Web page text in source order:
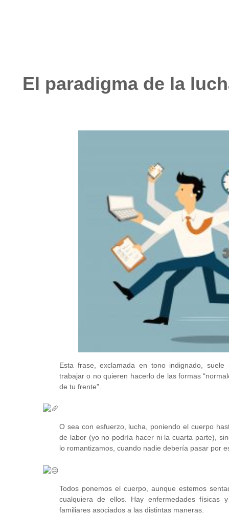
El paradigma de la
Esta frase, exclamada en tono indignado,
trabajar o no quieren hacerlo de las formas
de tu frente”.
O sea con esfuerzo, lucha, poniendo el cuerpo
de labor (yo no podría hacer ni la cuarta parte),
lo romantizamos, cuando nadie debería pasar por
Todos ponemos el cuerpo, aunque estemos
cualquiera de ellos. Hay enfermedades físicas
familiares asociados a las distintas maneras.